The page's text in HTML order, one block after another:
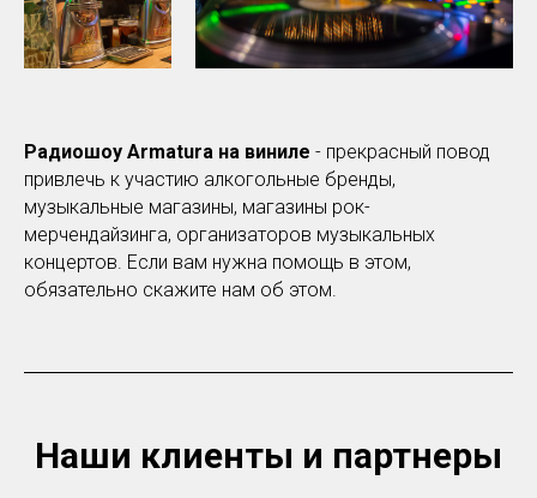
Радиошоу Armatura на виниле - прекрасный повод
привлечь к участию алкогольные бренды,
музыкальные магазины, магазины рок-
мерчендайзинга, организаторов музыкальных
концертов. Если вам нужна помощь в этом,
обязательно скажите нам об этом.
Наши клиенты и партнеры